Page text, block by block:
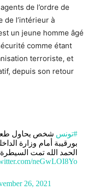
de l’ordre de
de l’intérieur à
un jeune homme âgé
comme étant
terroriste, et
depuis son retour
#تونس شخص يحاول
بورقيبة أمام وزارة
الحمد الله تمت
neGwLOI8Yo
26, 2021